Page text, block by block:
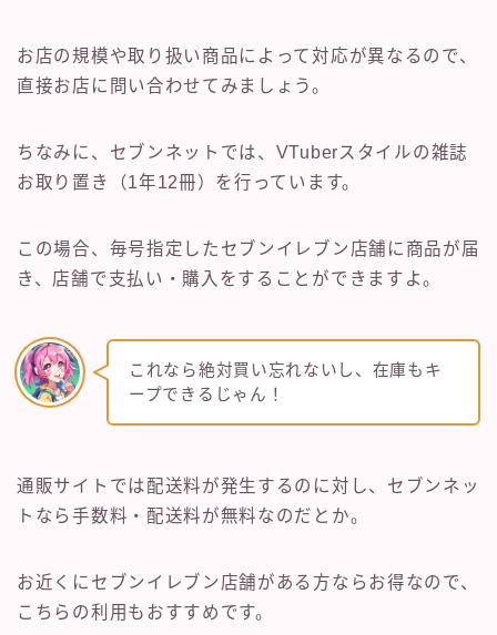
お店の規模や取り扱い商品によって対応が異なるので、
直接お店に問い合わせてみましょう。
ちなみに、セブンネットでは、VTuberスタイルの雑誌
お取り置き（1年12冊）を行っています。
この場合、毎号指定したセブンイレブン店舗に商品が届
き、店舗で支払い・購入をすることができますよ。
これなら絶対買い忘れないし、在庫もキ
ープできるじゃん！
通販サイトでは配送料が発生するのに対し、セブンネッ
トなら手数料・配送料が無料なのだとか。
お近くにセブンイレブン店舗がある方ならお得なので、
こちらの利用もおすすめです。